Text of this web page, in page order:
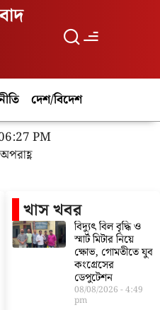
দেশ/বিদেশ
PM
খাস খবর
বিদ্যুৎ বিল বৃদ্ধি ও
স্মার্ট মিটার নিয়ে
ক্ষোভ, গোমতীতে যুব
কংগ্রেসের
ডেপুটেশন
08/08/2026 4:49
pm